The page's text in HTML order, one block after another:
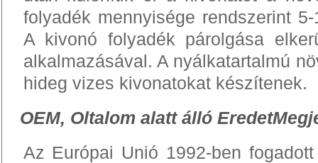
folyadék mennyisége rendszerint
A kivonó folyadék párolgása
alkalmazásával. A nyálkatartalmú
hideg vizes kivonatokat készítenek.
OEM, Oltalom alatt álló
Az Európai Unió 1992-ben